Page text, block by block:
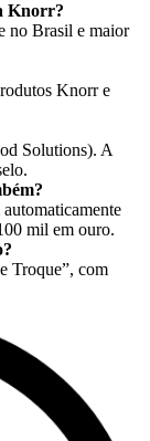
Knorr?
no Brasil e maior
Knorr e
Solutions). A
mil em ouro.
Troque”, com